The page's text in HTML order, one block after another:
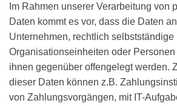
Im Rahmen unserer Verarbeitung von
Daten kommt es vor, dass die Daten
Unternehmen, rechtlich selbstständige
Organisationseinheiten oder
ihnen gegenüber offengelegt werden.
dieser Daten können z.B.
von Zahlungsvorgängen, mit IT-